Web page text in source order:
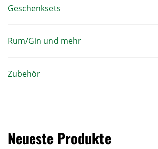
Geschenksets
Rum/Gin und mehr
Zubehör
Neueste Produkte